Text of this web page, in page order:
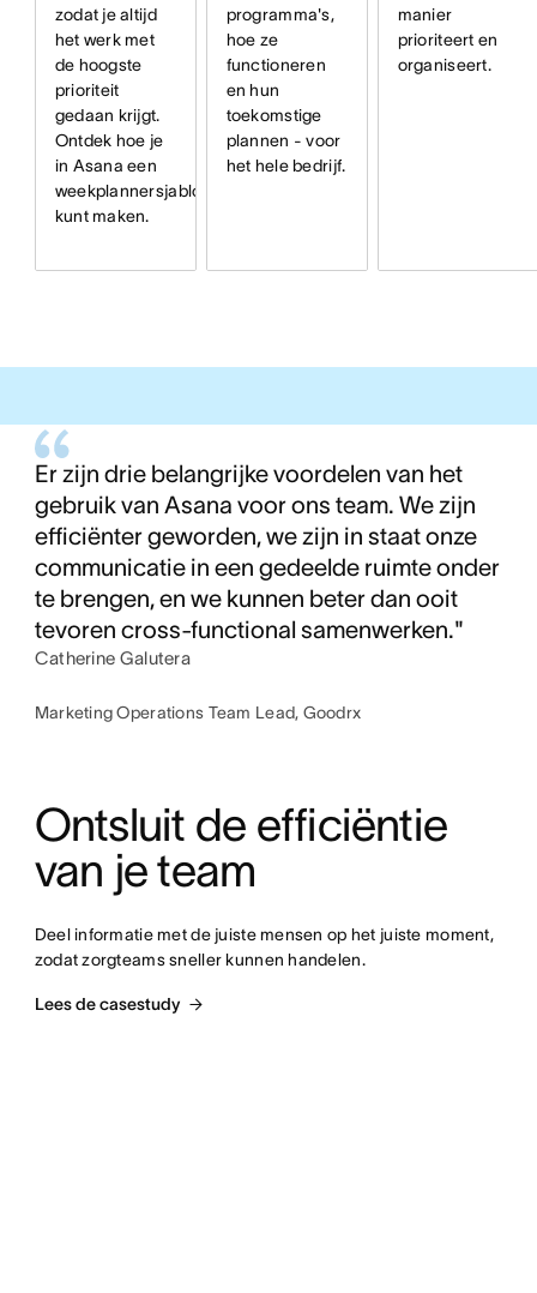
zodat je altijd
het werk met
de hoogste
prioriteit
gedaan krijgt.
Ontdek hoe je
in Asana een
weekplannersjabloon
kunt maken.
programma's,
hoe ze
functioneren
en hun
toekomstige
plannen - voor
het hele bedrijf.
manier
prioriteert en
organiseert.
Er zijn drie belangrijke voordelen van het
gebruik van Asana voor ons team. We zijn
efficiënter geworden, we zijn in staat onze
communicatie in een gedeelde ruimte onder
te brengen, en we kunnen beter dan ooit
tevoren cross-functional samenwerken."
Catherine Galutera
Marketing Operations Team Lead, Goodrx
Ontsluit de efficiëntie
van je team
Deel informatie met de juiste mensen op het juiste moment,
zodat zorgteams sneller kunnen handelen.
Lees de casestudy